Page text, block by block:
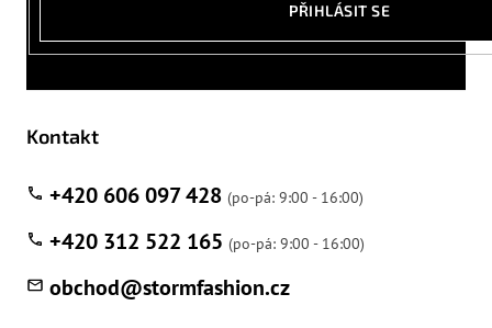
PŘIHLÁSIT SE
Kontakt
obchod@stormfashion.cz
+420 606 097 428
+420 312 522 165